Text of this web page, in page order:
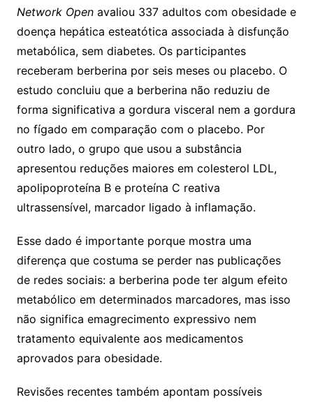
Network Openavaliou 337 adultos com obesidade e
doença hepática esteatótica associada à disfunção
metabólica, sem diabetes. Os participantes
receberam berberina por seis meses ou placebo. O
estudo concluiu que a berberina não reduziu de
forma significativa a gordura visceral nem a gordura
no fígado em comparação com o placebo. Por
outro lado, o grupo que usou a substância
apresentou reduções maiores em colesterol LDL,
apolipoproteína B e proteína C reativa
ultrassensível, marcador ligado à inflamação.
Esse dado é importante porque mostra uma
diferença que costuma se perder nas publicações
de redes sociais: a berberina pode ter algum efeito
metabólico em determinados marcadores, mas isso
não significa emagrecimento expressivo nem
tratamento equivalente aos medicamentos
aprovados para obesidade.
Revisões recentes também apontam possíveis